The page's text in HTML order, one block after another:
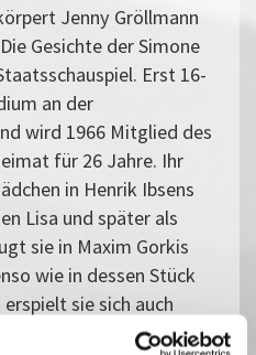
Jenny Gröllmann
Gesichte der Simone
Erst 16-
an der
wird 1966 Mitglied des
für 26 Jahre. Ihr
in Henrik Ibsens
Lisa und später als
sie in Maxim Gorkis
wie in dessen Stück
sie sich auch
Frauen in